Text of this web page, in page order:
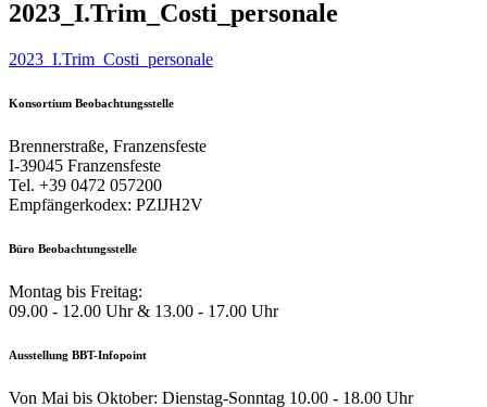
2023_I.Trim_Costi_personale
2023_I.Trim_Costi_personale
Konsortium Beobachtungsstelle
Brennerstraße, Franzensfeste
I-39045 Franzensfeste
Tel. +39 0472 057200
Empfängerkodex: PZIJH2V
Büro Beobachtungsstelle
Montag bis Freitag:
09.00 - 12.00 Uhr & 13.00 - 17.00 Uhr
Ausstellung BBT-Infopoint
Von Mai bis Oktober: Dienstag-Sonntag 10.00 - 18.00 Uhr